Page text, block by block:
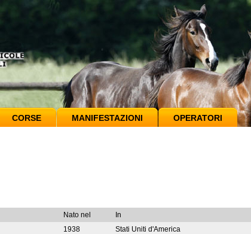
CORSE MANIFESTAZIONI OPERATORI
Nato nel
In
1938 Stati Uniti d'America